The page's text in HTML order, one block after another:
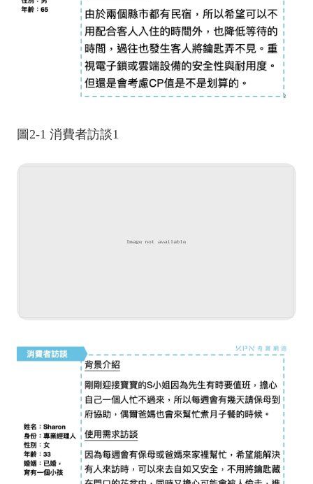
圖2-1 消費者訪談1